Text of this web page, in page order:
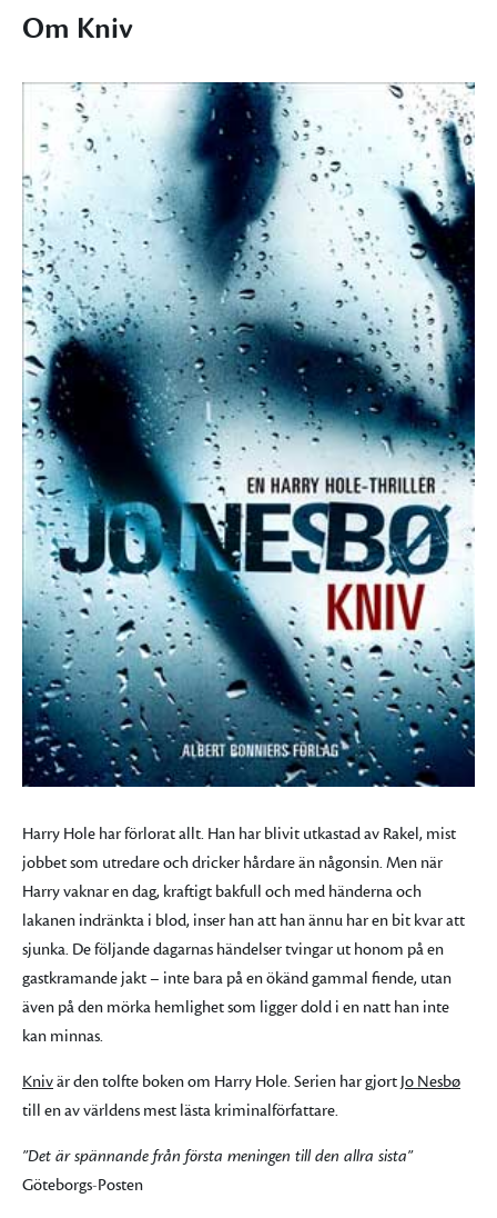
Om Kniv
Harry Hole har förlorat allt. Han har blivit utkastad av Rakel, mist
jobbet som utredare och dricker hårdare än någonsin. Men när
Harry vaknar en dag, kraftigt bakfull och med händerna och
lakanen indränkta i blod, inser han att han ännu har en bit kvar att
sjunka. De följande dagarnas händelser tvingar ut honom på en
gastkramande jakt – inte bara på en ökänd gammal fiende, utan
även på den mörka hemlighet som ligger dold i en natt han inte
kan minnas.
Knivär den tolfte boken om Harry Hole. Serien har gjortJo Nesbø
till en av världens mest lästa kriminalförfattare.
”Det är spännande från första meningen till den allra sista”
Göteborgs-Posten